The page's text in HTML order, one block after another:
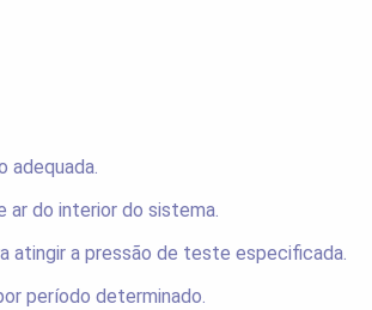
adequada.
ar do interior do sistema.
atingir a pressão de teste especificada.
período determinado.